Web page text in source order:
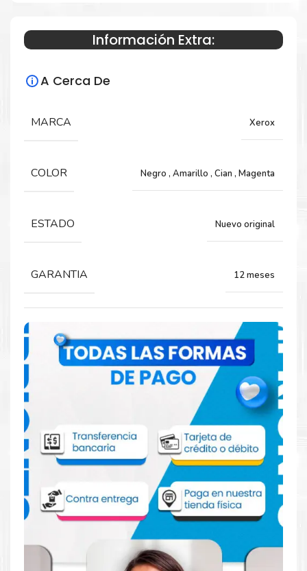
Especificaciones Técnicas
Para impresoras:
WorkCentre 6605.
Comprar Kit Toner Xerox 6600 Phaser
6605 WorkCentre
Aprovecha nuestra experiencia y atención para adquirir tus
productos. Tenemos promociones todos los dias. Escríbenos o
visítanos hoy para encontrar la solución perfecta para tu
impresora
Xerox, como elKit Toner Xerox 6600 Phaser 6605
WorkCentre.
Dónde comprar Toner para impresoras
6600 6605 en Lima o para provincia
Tienda autorizada por Xerox. Descubre la mejor manera de
Información Extra:
A Cerca De
MARCA Xerox
COLOR Negro , Amarillo , Cian , Magenta
ESTADO Nuevo original
GARANTIA 12 meses